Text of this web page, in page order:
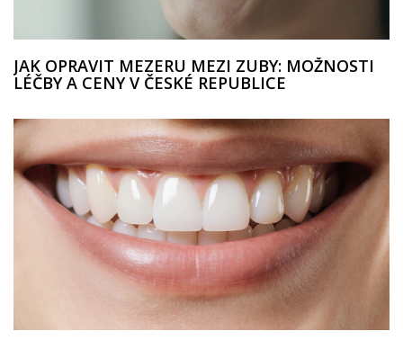
JAK OPRAVIT MEZERU MEZI ZUBY: MOŽNOSTI
LÉČBY A CENY V ČESKÉ REPUBLICE